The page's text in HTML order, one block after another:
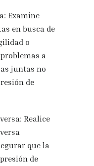
Examine
en busca de
o
a
juntas no
de
Realice
que la
de